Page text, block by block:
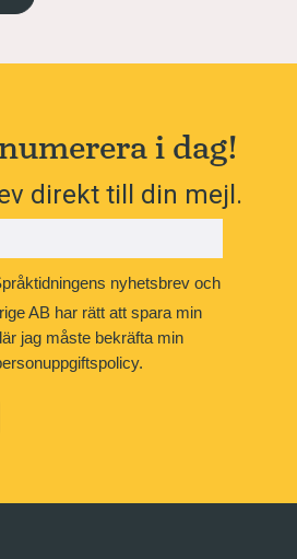
i dag!
direkt till din mejl.
nyhetsbrev och
AB har rätt att spara min
jag måste bekräfta min